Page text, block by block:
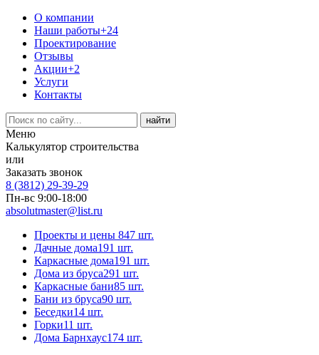
О компании
Наши работы+24
Проектирование
Отзывы
Акции+2
Услуги
Контакты
Меню
Калькулятор строительства
или
Заказать звонок
8 (3812) 29-39-29
Пн-вс 9:00-18:00
absolutmaster@list.ru
Проекты и цены 847 шт.
Дачные дома191 шт.
Каркасные дома191 шт.
Дома из бруса291 шт.
Каркасные бани85 шт.
Бани из бруса90 шт.
Беседки14 шт.
Горки11 шт.
Дома Барнхаус174 шт.